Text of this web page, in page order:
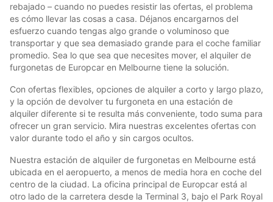
rebajado – cuando no puedes resistir las ofertas, el problema
es cómo llevar las cosas a casa. Déjanos encargarnos del
esfuerzo cuando tengas algo grande o voluminoso que
transportar y que sea demasiado grande para el coche familiar
promedio. Sea lo que sea que necesites mover, el alquiler de
furgonetas de Europcar en Melbourne tiene la solución.
Con ofertas flexibles, opciones de alquiler a corto y largo plazo,
y la opción de devolver tu furgoneta en una estación de
alquiler diferente si te resulta más conveniente, todo suma para
ofrecer un gran servicio. Mira nuestras excelentes ofertas con
valor durante todo el año y sin cargos ocultos.
Nuestra estación de alquiler de furgonetas en Melbourne está
ubicada en el aeropuerto, a menos de media hora en coche del
centro de la ciudad. La oficina principal de Europcar está al
otro lado de la carretera desde la Terminal 3, bajo el Park Royal